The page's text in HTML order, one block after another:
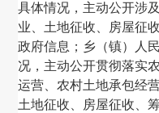
具体情况，主动公开涉
业、土地征收、房屋征
政府信息；乡（镇）人
况，主动公开贯彻落实
运营、农村土地承包经
土地征收、房屋征收、